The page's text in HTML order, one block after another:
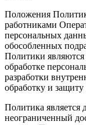
Положения
работниками
персональных
обособленных
Политики
обработке
разработки
обработку и
Политика является
неограниченный